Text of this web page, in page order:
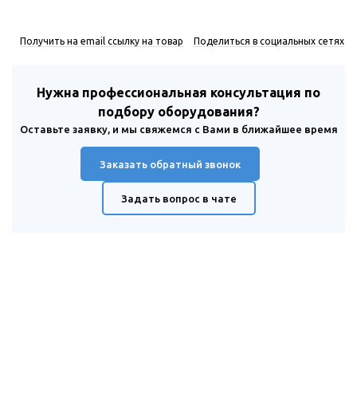
Получить на email ссылку на товар Поделиться в социальных сетях
Нужна профессиональная консультация по
подбору оборудования?
Оставьте заявку, и мы свяжемся с Вами в ближайшее время
Заказать обратный звонок
Задать вопрос в чате